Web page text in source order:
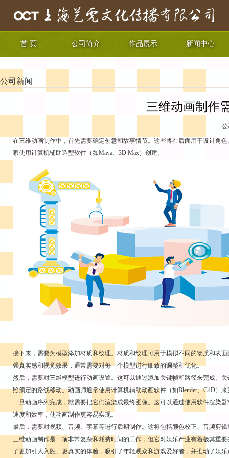
首 页 公司简介 作品展示 新闻中心
公司新闻
三维动画制作
公
在三维动画制作中，首先需要确定创意和故事情节。这些将在后面用于设计角
家使用计算机辅助造型软件（如Maya、3D Max）创建。
接下来，需要为模型添加材质和纹理。材质和纹理可用于模拟不同的物质和表
强真实感和视觉效果，通常需要对每一个模型进行细致的调整和优化。
然后，需要对三维模型进行动画设置。这可以通过添加关键帧和路径来完成。
照预定的路线移动。动画师通常使用计算机辅助动画软件（如Blender、C4D）
一旦动画序列完成，就需要把它们渲染成最终图像。这可以通过使用软件渲染
速度和效率，使动画制作更容易实现。
最后，需要对视频、音频、字幕等进行后期制作。这将包括颜色校正、音频剪
三维动画制作是一项非常复杂和耗费时间的工作，但它对娱乐产业有着极其重
了更加引人入胜、更真实的体验，吸引了年轻观众和游戏爱好者，并推动了娱